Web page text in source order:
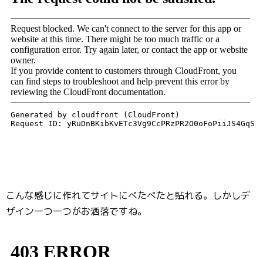
こんな感じに作れてサイトにぺたぺたと貼れる。しかしデ
ザイン一つ一つがお洒落ですね。